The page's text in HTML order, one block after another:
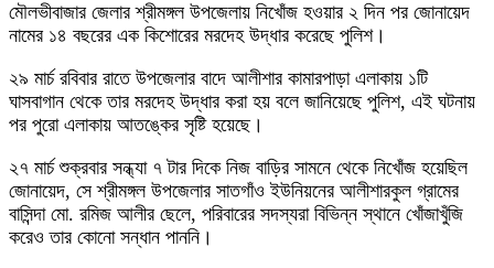
মৌলভীবাজার জেলার শ্রীমঙ্গল উপজেলায় নিখোঁজ হওয়ার ২ দিন পর জোনায়েদ
নামের ১৪ বছরের এক কিশোরের মরদেহ উদ্ধার করেছে পুলিশ।
২৯ মার্চ রবিবার রাতে উপজেলার বাদে আলীশার কামারপাড়া এলাকায় ১টি
ঘাসবাগান থেকে তার মরদেহ উদ্ধার করা হয় বলে জানিয়েছে পুলিশ, এই ঘটনায়
পর পুরো এলাকায় আতঙ্কের সৃষ্টি হয়েছে।
২৭ মার্চ শুক্রবার সন্ধ্যা ৭ টার দিকে নিজ বাড়ির সামনে থেকে নিখোঁজ হয়েছিল
জোনায়েদ, সে শ্রীমঙ্গল উপজেলার সাতগাঁও ইউনিয়নের আলীশারকুল গ্রামের
বাসিন্দা মো. রমিজ আলীর ছেলে, পরিবারের সদস্যরা বিভিন্ন স্থানে খোঁজাখুঁজি
করেও তার কোনো সন্ধান পাননি।